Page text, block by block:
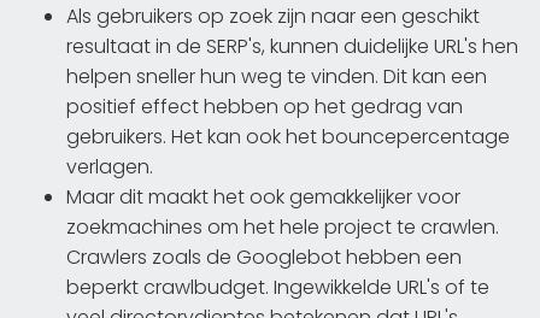
Als gebruikers op zoek zijn naar een geschikt
resultaat in de SERP's, kunnen duidelijke URL's hen
helpen sneller hun weg te vinden. Dit kan een
positief effect hebben op het gedrag van
gebruikers. Het kan ook het bouncepercentage
verlagen.
Maar dit maakt het ook gemakkelijker voor
zoekmachines om het hele project te crawlen.
Crawlers zoals de Googlebot hebben een
beperkt crawlbudget. Ingewikkelde URL's of te